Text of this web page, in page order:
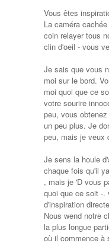
Vous êtes
La caméra
coin relayer tous
clin d'oeil - vous
Je sais que vous
moi sur le bord.
moi quoi que ce
votre sourire
peu, vous
un peu plus. Je
peu, mais je veux
Je sens la houle
chaque fois qu'il
, mais je 'D vous
quoi que ce soit -.
d'inspiration directe
Nous wend notre
la plus longue
où il commence à